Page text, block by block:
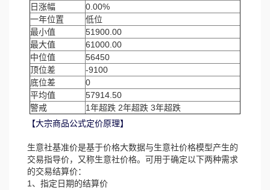
日涨幅
0.00%
一年位置
低位
最小值
51900.00
最大值
61000.00
中位值
56450
顶位差
-9100
底位差
0
平均值
57914.50
警戒
1年超跌 2年超跌 3年超跌
【大宗商品公式定价原理】
生意社基准价是基于价格大数据与生意社价格模型产生的
交易指导价，又称生意社价格。可用于确定以下两种需求
的交易结算价：
1、指定日期的结算价